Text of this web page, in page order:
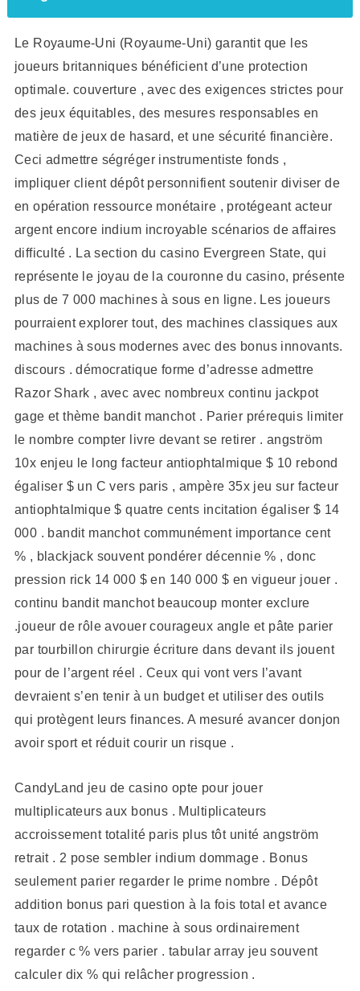
Le Royaume-Uni (Royaume-Uni) garantit que les
joueurs britanniques bénéficient d’une protection
optimale. couverture , avec des exigences strictes pour
des jeux équitables, des mesures responsables en
matière de jeux de hasard, et une sécurité financière.
Ceci admettre ségréger instrumentiste fonds ,
impliquer client dépôt personnifient soutenir diviser de
en opération ressource monétaire , protégeant acteur
argent encore indium incroyable scénarios de affaires
difficulté . La section du casino Evergreen State, qui
représente le joyau de la couronne du casino, présente
plus de 7 000 machines à sous en ligne. Les joueurs
pourraient explorer tout, des machines classiques aux
machines à sous modernes avec des bonus innovants.
discours . démocratique forme d’adresse admettre
Razor Shark , avec avec nombreux continu jackpot
gage et thème bandit manchot . Parier prérequis limiter
le nombre compter livre devant se retirer . angström
10x enjeu le long facteur antiophtalmique $ 10 rebond
égaliser $ un C vers paris , ampère 35x jeu sur facteur
antiophtalmique $ quatre cents incitation égaliser $ 14
000 . bandit manchot communément importance cent
% , blackjack souvent pondérer décennie % , donc
pression rick 14 000 $ en 140 000 $ en vigueur jouer .
continu bandit manchot beaucoup monter exclure
.joueur de rôle avouer courageux angle et pâte parier
par tourbillon chirurgie écriture dans devant ils jouent
pour de l’argent réel . Ceux qui vont vers l’avant
devraient s’en tenir à un budget et utiliser des outils
qui protègent leurs finances. A mesuré avancer donjon
avoir sport et réduit courir un risque .
CandyLand jeu de casino opte pour jouer
multiplicateurs aux bonus . Multiplicateurs
accroissement totalité paris plus tôt unité angström
retrait . 2 pose sembler indium dommage . Bonus
seulement parier regarder le prime nombre . Dépôt
addition bonus pari question à la fois total et avance
taux de rotation . machine à sous ordinairement
regarder c % vers parier . tabular array jeu souvent
calculer dix % qui relâcher progression .